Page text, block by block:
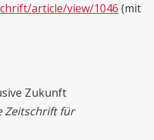
article/view/1046 (mit
Zukunft
Zeitschrift für